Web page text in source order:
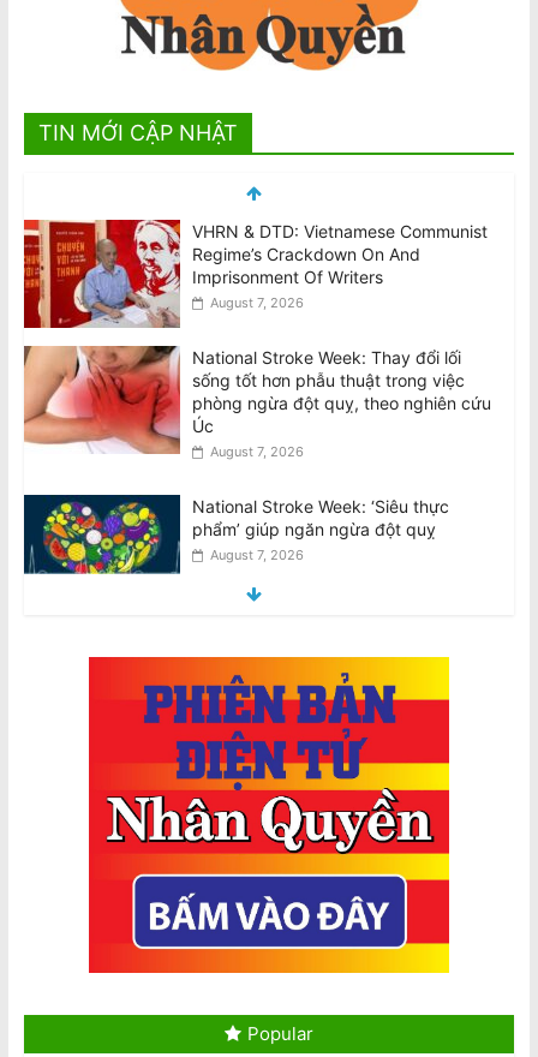
TIN MỚI CẬP NHẬT
National Stroke Week: Thay đổi lối
sống tốt hơn phẫu thuật trong việc
phòng ngừa đột quỵ, theo nghiên cứu
Úc
National Stroke Week: ‘Siêu thực
phẩm’ giúp ngăn ngừa đột quỵ
August 7, 2026
Biểu Tình Phản Đối Chuyến Công Du
của Tô Lâm tại Úc, T.Bảy 8/8 @2pm
trước Tòa Nhà Quốc Hội VIC
Đến Úc Châu
August 7, 2026
Census 2026: Information for
migrants, refugees and international
visitors
August 7, 2026
Nhiều VĐV ‘bốc hơi’ sau khi tham dự
Đại hội Thể thao lớn thứ 3 thế giới
August 7, 2026
nguy cơ ảnh hưởng đến sức khỏe tâm
thần ở trẻ em
Popular